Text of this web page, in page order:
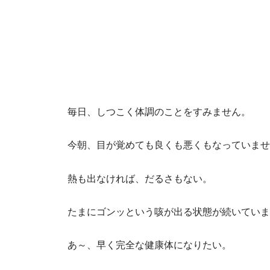
毎日、しつこく体調のことをすみません。
今朝、目が覚めても良くも悪くもなっていませ
熱も出なければ、だるさもない。
たまにゴンッという咳が出る状態が続いていま
あ～、早く完全な健康体になりたい。